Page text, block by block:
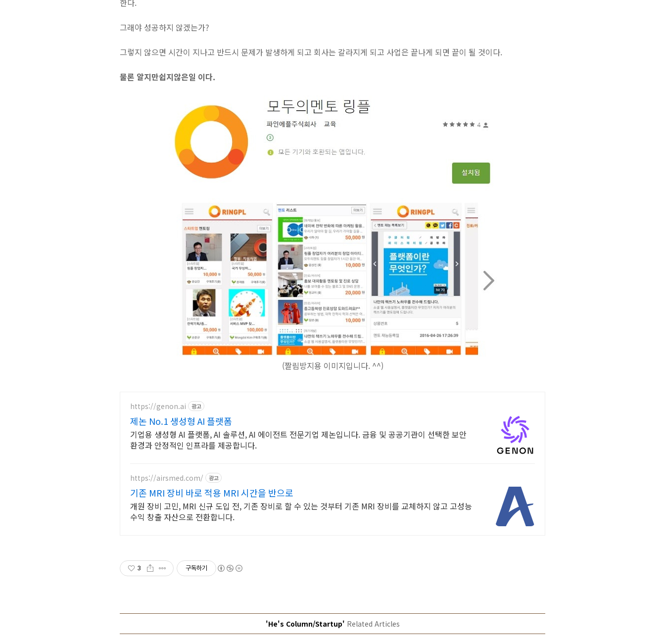
한다.
그래야 성공하지 않겠는가?
그렇지 않으면 시간이 지나고 반드시 문제가 발생하게 되고 회사는 갈라지게 되고 사업은 끝나게 되면 끝이 될 것이다.
물론 ‪‎알지만쉽지않은일‬ 이다.
(짤림방지용 이미지입니다. ^^)
https://genon.ai 광고
제논 No.1 생성형 AI 플랫폼
기업용 생성형 AI 플랫폼, AI 솔루션, AI 에이전트 전문기업 제논입니다. 금융 및 공공기관이 선택한 보안
환경과 안정적인 인프라를 제공합니다.
https://airsmed.com/ 광고
기존 MRI 장비 바로 적용 MRI 시간을 반으로
개원 장비 고민, MRI 신규 도입 전, 기존 장비로 할 수 있는 것부터 기존 MRI 장비를 교체하지 않고 고성능
수익 창출 자산으로 전환합니다.
3 구독하기
'He's Column/Startup' Related Articles